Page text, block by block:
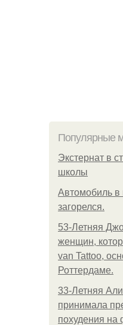
Популярные
Экстернат в
школы
Автомобиль в
загорелся.
53-Летняя
женщин,
van Tattoo,
Роттердаме.
33-Летняя
принимала
похудения на